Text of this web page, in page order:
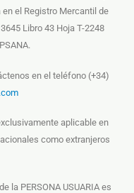
en el Registro Mercantil de
Libro 43 Hoja T-2248
en el teléfono (+34)
aplicable en
como extranjeros
la PERSONA USUARIA es